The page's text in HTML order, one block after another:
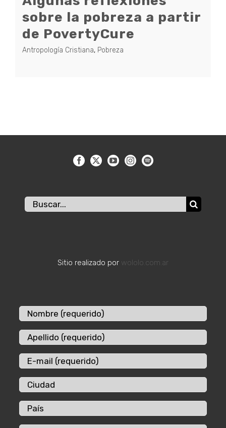
sobre la pobreza a partir
de PovertyCure
Antropología Cristiana, Pobreza
Buscar:
Sitio realizado por wololo.com.ar